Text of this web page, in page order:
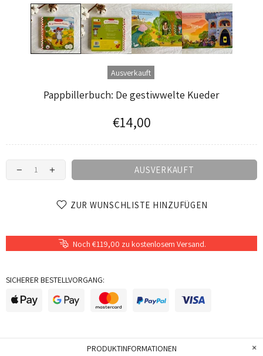
Ausverkauft
Pappbillerbuch: De gestiwwelte Kueder
€14,00
AUSVERKAUFT
ZUR WUNSCHLISTE HINZUFÜGEN
Noch €119,00 zu kostenlosem Versand.
SICHERER BESTELLVORGANG:
PRODUKTINFORMATIONEN